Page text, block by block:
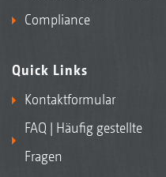
Compliance
Quick Links
Kontaktformular
FAQ | Häufig gestellte
Fragen